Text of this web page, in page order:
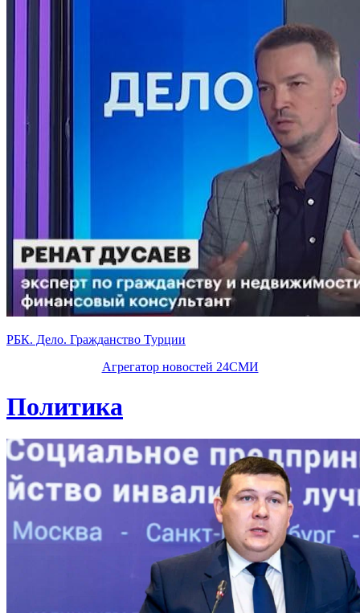
РБК. Дело. Гражданство Турции
Агрегатор новостей 24СМИ
Политика